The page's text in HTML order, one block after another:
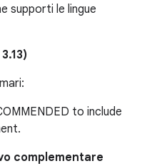
supporti le lingue
to include
complementare